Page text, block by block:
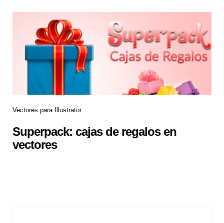
Vectores para Illustrator
Superpack: cajas de regalos en
vectores